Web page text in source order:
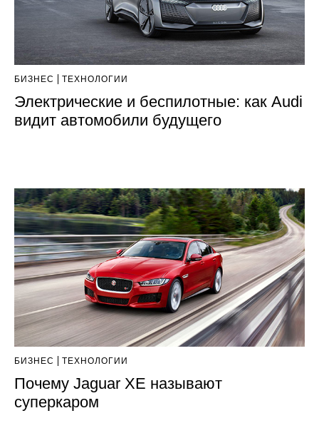
БИЗНЕС ТЕХНОЛОГИИ
Электрические и беспилотные: как Audi
видит автомобили будущего
БИЗНЕС ТЕХНОЛОГИИ
Почему Jaguar XE называют
суперкаром